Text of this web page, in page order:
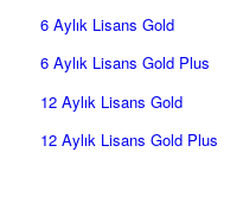
6 Aylık Lisans Gold
6 Aylık Lisans Gold Plus
12 Aylık Lisans Gold
12 Aylık Lisans Gold Plus